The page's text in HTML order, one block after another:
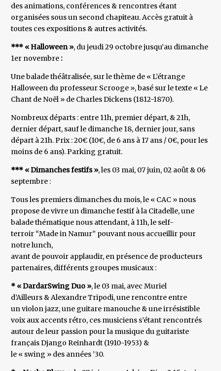
des animations, conférences & rencontres étant
organisées sous un second chapiteau. Accès gratuit à
toutes ces expositions & autres activités.
*** « Halloween », du jeudi 29 octobre jusqu’au dimanche
1er novembre :
Une balade théâtralisée, sur le thème de « L’étrange
Halloween du professeur Scrooge », basé sur le texte « Le
Chant de Noël » de Charles Dickens (1812-1870).
Nombreux départs : entre 11h, premier départ, & 21h,
dernier départ, sauf le dimanche 18, dernier jour, sans
départ à 21h. Prix : 20€ (10€, de 6 ans à 17 ans / 0€, pour les
moins de 6 ans). Parking gratuit.
*** « Dimanches festifs », les 03 mai, 07 juin, 02 août & 06
septembre :
Tous les premiers dimanches du mois, le « CAC » nous
propose de vivre un dimanche festif à la Citadelle, une
balade thématique nous attendant, à 11h, le self-
terroir “Made in Namur” pouvant nous accueillir pour
notre lunch,
avant de pouvoir applaudir, en présence de producteurs
partenaires, différents groupes musicaux :
* « DardarSwing Duo », le 03 mai, avec Muriel
d’Ailleurs & Alexandre Tripodi, une rencontre entre
un violon jazz, une guitare manouche & une irrésistible
voix aux accents rétro, ces musiciens s’étant rencontrés
autour de leur passion pour la musique du guitariste
français Django Reinhardt (1910-1953) &
le « swing » des années ’30.